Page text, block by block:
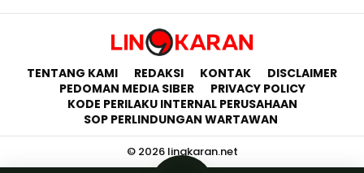
TENTANG KAMI REDAKSI KONTAK
DISCLAIMER
PEDOMAN MEDIA SIBER
PRIVACY POLICY
KODE PERILAKU INTERNAL PERUSAHAAN
SOP PERLINDUNGAN WARTAWAN
© 2026 lingkaran.net